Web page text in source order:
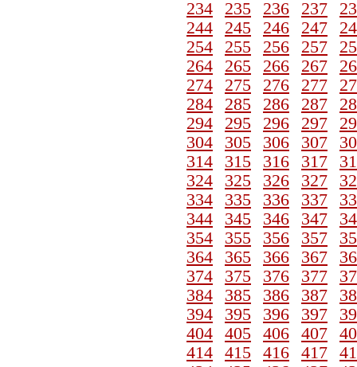
234
235 236 237
244
245 246 247
254
255 256 257
264
265 266 267
274
275 276 277
284
285 286 287
294
295 296 297
304
305 306 307
314
315 316 317
324
325 326 327
334
335 336 337
344
345 346 347
354
355 356 357
364
365 366 367
374
375 376 377
384
385 386 387
394
395 396 397
404
405 406 407
414
415 416 417